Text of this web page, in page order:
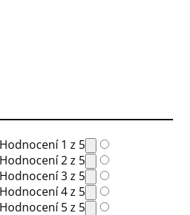
Hodnocení 1 z 5
Hodnocení 2 z 5
Hodnocení 3 z 5
Hodnocení 4 z 5
Hodnocení 5 z 5